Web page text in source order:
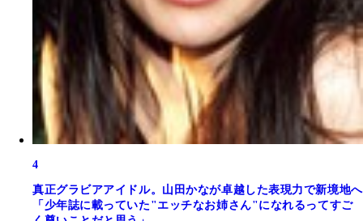
4
真正グラビアアイドル。山田かなが卓越した表現力で新境地へ
「少年誌に載っていた"エッチなお姉さん"になれるってすご